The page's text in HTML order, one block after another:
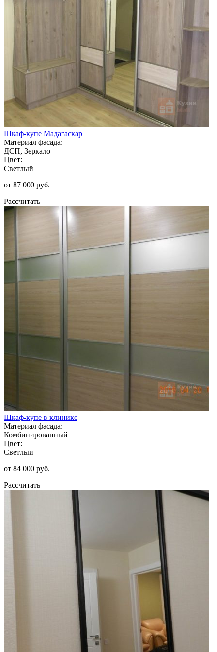
Шкаф-купе Мадагаскар
Материал фасада:
ДСП, Зеркало
Цвет:
Светлый
от 87 000 руб.
Рассчитать
Шкаф-купе в клинике
Материал фасада:
Комбинированный
Цвет:
Светлый
от 84 000 руб.
Рассчитать